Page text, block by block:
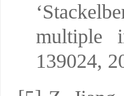
‘
multiple
139024,